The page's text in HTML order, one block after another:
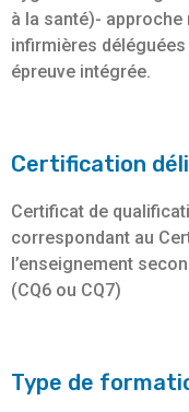
à la santé)-
infirmières
épreuve intégrée.
Certification
Certificat de
correspondant au
l’enseignement
(CQ6 ou CQ7)
Type de